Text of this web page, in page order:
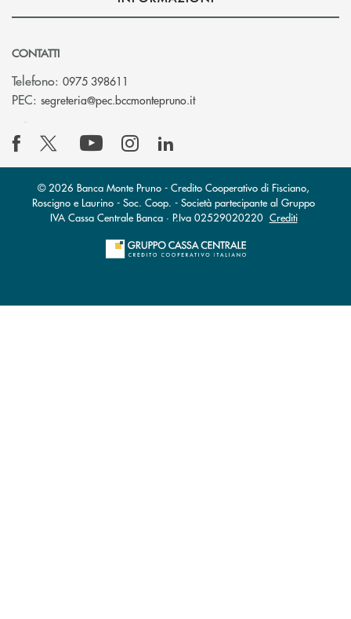
CONTATTI
Telefono: 0975 398611
PEC: segreteria@pec.bccmontepruno.it(si apre l’app di posta
© 2026 Banca Monte Pruno - Credito Cooperativo di Fisciano,
Roscigno e Laurino - Soc. Coop. - Società partecipante al Gruppo
IVA Cassa Centrale Banca · P.Iva 02529020220 Crediti